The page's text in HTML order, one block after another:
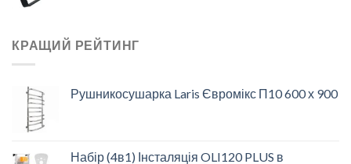
КРАЩИЙ РЕЙТИНГ
Рушникосушарка Laris Євромікс П10 600 х 900
Набір (4в1) Інсталяція OLI120 PLUS в